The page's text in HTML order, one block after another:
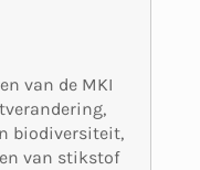
van de MKI
biodiversiteit,
van stikstof